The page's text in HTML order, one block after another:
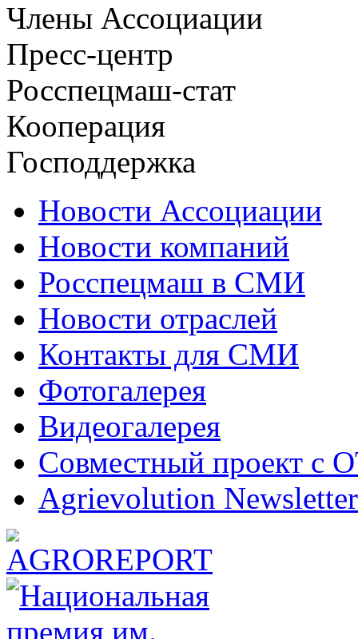
Члены Ассоциации
Пресс-центр
Росспецмаш-стат
Кооперация
Господдержка
Новости Ассоциации
Новости компаний
Росспецмаш в СМИ
Новости отраслей
Контакты для СМИ
Фотогалерея
Видеогалерея
Совместный проект с
Agrievolution Newsletter